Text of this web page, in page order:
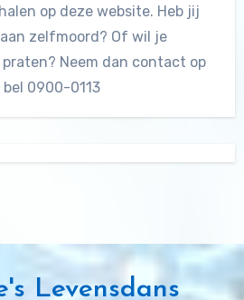
op deze website. Heb jij
zelfmoord? Of wil je
Neem dan contact op
0900-0113
Levensdans